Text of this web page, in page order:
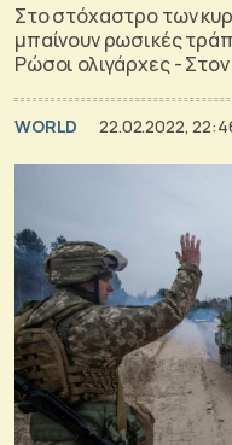
Στο στόχαστρο των
μπαίνουν ρωσικές
Ρώσοι ολιγάρχες -
WORLD 22.02.2022,